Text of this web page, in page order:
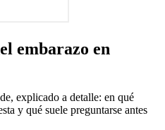
embarazo en
explicado a detalle: en qué
y qué suele preguntarse antes